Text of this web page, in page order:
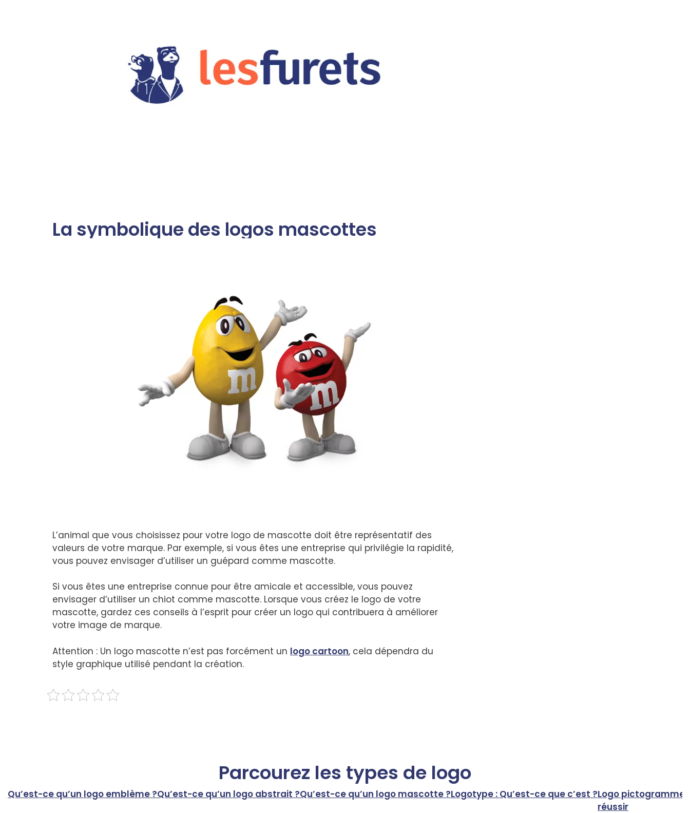
La symbolique des logos mascottes
L’animal que vous choisissez pour votre logo de mascotte doit être représentatif des
valeurs de votre marque. Par exemple, si vous êtes une entreprise qui privilégie la rapidité,
vous pouvez envisager d’utiliser un guépard comme mascotte.
Si vous êtes une entreprise connue pour être amicale et accessible, vous pouvez
envisager d’utiliser un chiot comme mascotte. Lorsque vous créez le logo de votre
mascotte, gardez ces conseils à l’esprit pour créer un logo qui contribuera à améliorer
votre image de marque.
Attention : Un logo mascotte n’est pas forcément un logo cartoon, cela dépendra du
style graphique utilisé pendant la création.
Parcourez les types de logo
Qu’est-ce qu’un logo emblème ?Qu’est-ce qu’un logo abstrait ?Qu’est-ce qu’un logo mascotte ?Logotype : Qu’est-ce que c’est ?Logo pictogramme
réussir